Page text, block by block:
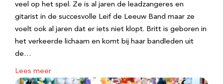
veel op het spel. Ze is al jaren de leadzangeres en
gitarist in de succesvolle Leif de Leeuw Band maar ze
voelt ook al jaren dat er iets niet klopt. Britt is geboren in
het verkeerde lichaam en komt bij haar bandleden uit
de…
Lees meer